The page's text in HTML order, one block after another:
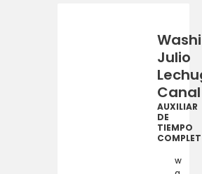
Julio
Canal
AUXILIAR
DE
TIEMPO
w